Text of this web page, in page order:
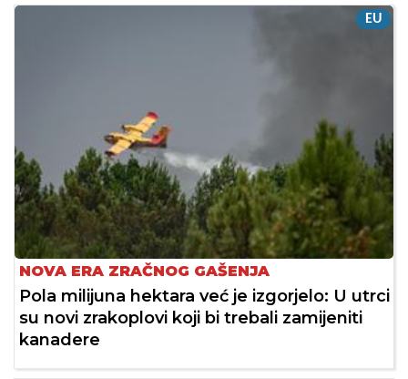
EU
NOVA ERA ZRAČNOG GAŠENJA
Pola milijuna hektara već je izgorjelo: U utrci
su novi zrakoplovi koji bi trebali zamijeniti
kanadere